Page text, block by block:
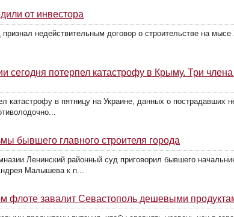
от инвестора
недействительным договор о строительстве на
потерпел катастрофу в Крыму. Три члена
катастрофу в пятницу на Украине, данных о пострадавших
бывшего главного строителя города
Ленинский районный суд приговорил бывшего
Малышева к п...
флоте завалит Севастополь дешевыми